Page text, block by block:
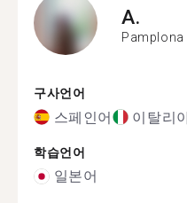
A.
Pamplona
구사언어
스페인어 이탈리
학습언어
일본어